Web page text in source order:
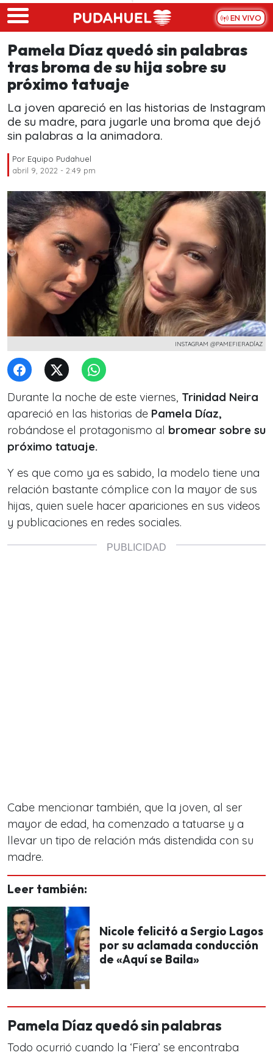
Skip to main content
EN VIVO
Pamela Díaz quedó sin palabras
tras broma de su hija sobre su
próximo tatuaje
La joven apareció en las historias de Instagram
de su madre, para jugarle una broma que dejó
sin palabras a la animadora.
Por Equipo Pudahuel
abril 9, 2022 - 2:49 pm
INSTAGRAM @PAMEFIERADÍAZ
Durante la noche de este viernes, Trinidad Neira
apareció en las historias de Pamela Díaz,
robándose el protagonismo al bromear sobre su
próximo tatuaje.
Y es que como ya es sabido, la modelo tiene una
relación bastante cómplice con la mayor de sus
hijas, quien suele hacer apariciones en sus videos
y publicaciones en redes sociales.
Cabe mencionar también, que la joven, al ser
mayor de edad, ha comenzado a tatuarse y a
llevar un tipo de relación más distendida con su
madre.
Leer también:
Nicole felicitó a Sergio Lagos
por su aclamada conducción
de «Aquí se Baila»
Pamela Díaz quedó sin palabras
Todo ocurrió cuando la ‘Fiera’ se encontraba